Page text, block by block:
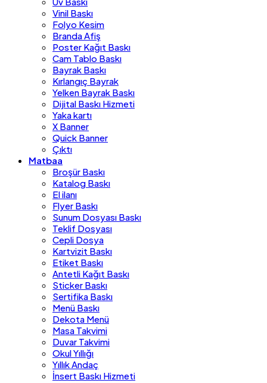
Vinil Baskı
Folyo Kesim
Branda Afiş
Poster Kağıt Baskı
Cam Tablo Baskı
Bayrak Baskı
Kırlangıç Bayrak
Yelken Bayrak Baskı
Dijital Baskı Hizmeti
Yaka kartı
X Banner
Quick Banner
Çıktı
Matbaa
Broşür Baskı
Katalog Baskı
El ilanı
Flyer Baskı
Sunum Dosyası Baskı
Teklif Dosyası
Cepli Dosya
Kartvizit Baskı
Etiket Baskı
Antetli Kağıt Baskı
Sticker Baskı
Sertifika Baskı
Menü Baskı
Dekota Menü
Masa Takvimi
Duvar Takvimi
Okul Yıllığı
Yıllık Andaç
İnsert Baskı Hizmeti